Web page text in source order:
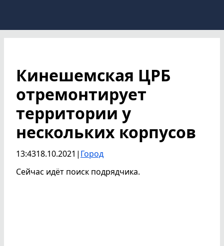
Кинешемская ЦРБ
отремонтирует
территории у
нескольких корпусов
13:4318.10.2021 | Город
Сейчас идёт поиск подрядчика.